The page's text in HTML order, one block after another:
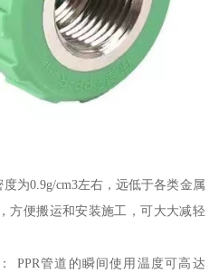
为0.9g/cm3左右，远低于各类金属
方便搬运和安装施工，可大大减轻
PPR管道的瞬间使用温度可高达